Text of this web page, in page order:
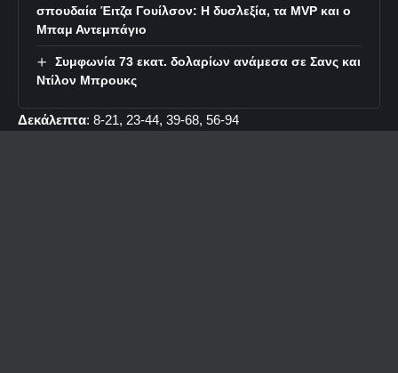
σπουδαία Έιτζα Γουίλσον: Η δυσλεξία, τα MVP και ο
Μπαμ Αντεμπάγιο
Συμφωνία 73 εκατ. δολαρίων ανάμεσα σε Σανς και
Ντίλον Μπρουκς
Δεκάλεπτα: 8-21, 23-44, 39-68, 56-94